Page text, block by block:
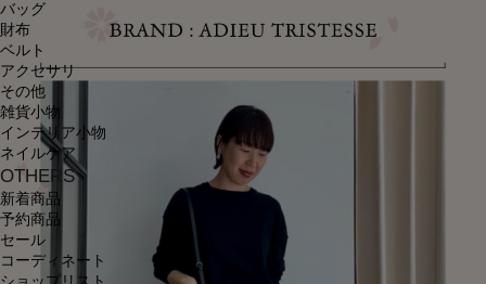
バッグ
財布
ベルト
アクセサリ
その他
雑貨小物
インテリア小物
ネイルケア
OTHERS
新着商品
予約商品
セール
コーディネート